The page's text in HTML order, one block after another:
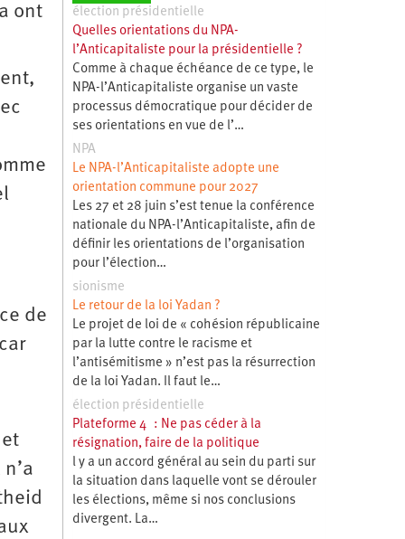
ont
de
élection présidentielle
Quelles orientations du NPA-
l’Anticapitaliste pour la présidentielle ?
Comme à chaque échéance de ce type, le
NPA-l’Anticapitaliste organise un vaste
processus démocratique pour décider de
ses orientations en vue de l’…
NPA
Le NPA-l’Anticapitaliste adopte une
orientation commune pour 2027
Les 27 et 28 juin s’est tenue la conférence
nationale du NPA-l’Anticapitaliste, afin de
définir les orientations de l’organisation
pour l’élection…
sionisme
Le retour de la loi Yadan ?
Le projet de loi de « cohésion républicaine
par la lutte contre le racisme et
l’antisémitisme » n’est pas la résurrection
de la loi Yadan. Il faut le…
élection présidentielle
Plateforme 4 : Ne pas céder à la
résignation, faire de la politique
l y a un accord général au sein du parti sur
la situation dans laquelle vont se dérouler
les élections, même si nos conclusions
divergent. La…